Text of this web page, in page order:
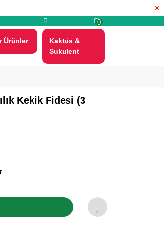
×
0
Ürünler
Kaktüs &
Sukulent
Kekik Fidesi (3